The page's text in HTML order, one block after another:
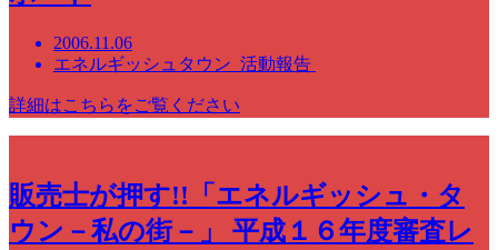
2006.11.06
エネルギッシュタウン 活動報告
詳細はこちらをご覧ください
販売士が押す!!「エネルギッシュ・タ
ウン－私の街－」 平成１６年度審査レ